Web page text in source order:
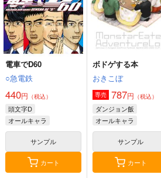
デス坊が他界しました
時空警察高機動小隊
その他
フェニックス
ブラッド・ファルコン
サンプル
カート
作品詳細 作品詳細
電車でD60
斎藤一の本2
電車でD60
○急電鉄
440円 （税込）
頭文字D
オールキャラ
サンプル
カート
ボドゲする本
おきこぼ
専売 787円 （税込）
ダンジョン飯
オールキャラ
カブルー
サンプル
カート